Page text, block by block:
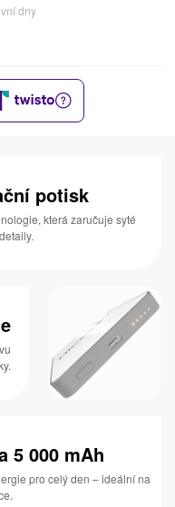
dny
potisk
která zaručuje syté
5 000 mAh
pro celý den – ideální na